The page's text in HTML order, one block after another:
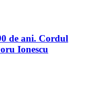
de ani. Cordul
Ionescu